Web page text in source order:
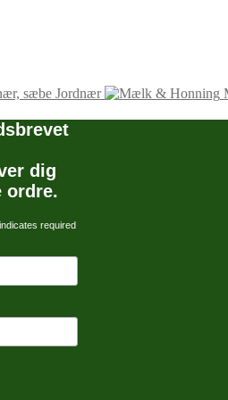
Jordnær
dig
ordre.
required